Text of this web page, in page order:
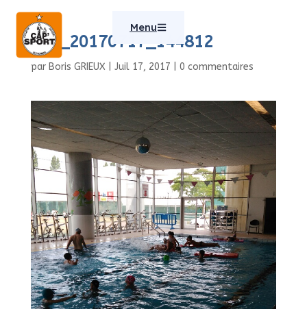
Menu
IMG_20170717_144812
par Boris GRIEUX Juil 17, 2017 0 commentaires